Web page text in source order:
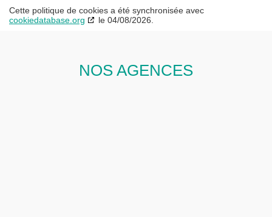
Cette politique de cookies a été synchronisée avec
cookiedatabase.org
le 04/08/2026.
NOS AGENCES